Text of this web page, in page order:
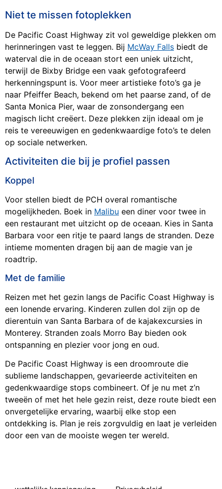
Niet te missen fotoplekken
De Pacific Coast Highway zit vol geweldige plekken om
herinneringen vast te leggen. Bij McWay Falls biedt de
waterval die in de oceaan stort een uniek uitzicht,
terwijl de Bixby Bridge een vaak gefotografeerd
herkenningspunt is. Voor meer artistieke foto’s ga je
naar Pfeiffer Beach, bekend om het paarse zand, of de
Santa Monica Pier, waar de zonsondergang een
magisch licht creëert. Deze plekken zijn ideaal om je
reis te vereeuwigen en gedenkwaardige foto’s te delen
op sociale netwerken.
Activiteiten die bij je profiel passen
Koppel
Voor stellen biedt de PCH overal romantische
mogelijkheden. Boek in Malibu een diner voor twee in
een restaurant met uitzicht op de oceaan. Kies in Santa
Barbara voor een ritje te paard langs de stranden. Deze
intieme momenten dragen bij aan de magie van je
roadtrip.
Met de familie
Reizen met het gezin langs de Pacific Coast Highway is
een lonende ervaring. Kinderen zullen dol zijn op de
dierentuin van Santa Barbara of de kajakexcursies in
Monterey. Stranden zoals Morro Bay bieden ook
ontspanning en plezier voor jong en oud.
De Pacific Coast Highway is een droomroute die
sublieme landschappen, gevarieerde activiteiten en
gedenkwaardige stops combineert. Of je nu met z’n
tweeën of met het hele gezin reist, deze route biedt een
onvergetelijke ervaring, waarbij elke stop een
ontdekking is. Plan je reis zorgvuldig en laat je verleiden
door een van de mooiste wegen ter wereld.